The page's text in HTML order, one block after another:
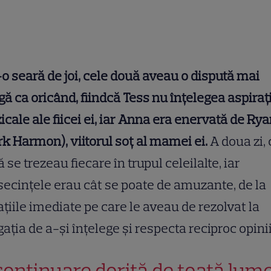
seară de joi, cele două aveau o dispută mai
ca oricând, fiindcă Tess nu înțelegea
ale fiicei ei, iar Anna era enervată de
Harmon), viitorul soț al mamei ei.A doua zi,
se trezeau fiecare în trupul celeilalte, iar
erau cât se poate de amuzante, de la
imediate pe care le aveau de rezolvat la
de a-și înțelege și respecta reciproc